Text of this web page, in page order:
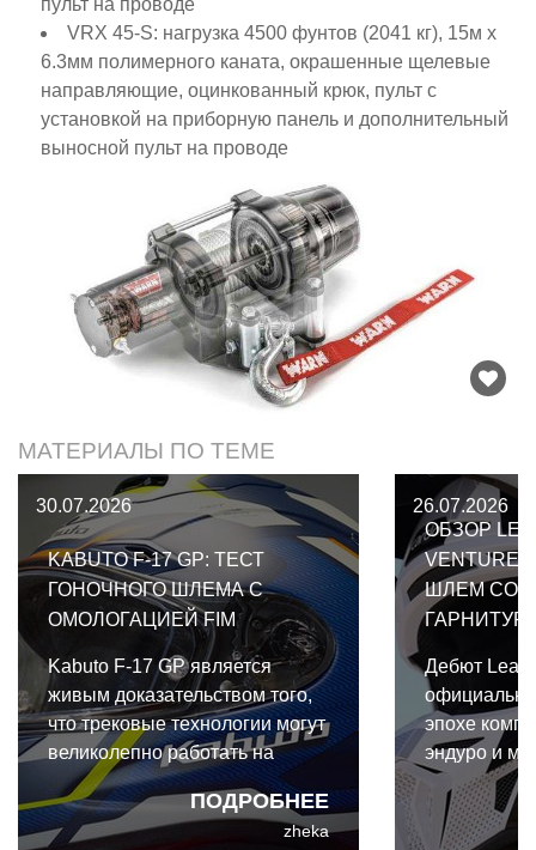
пульт на проводе
VRX 45-S: нагрузка 4500 фунтов (2041 кг), 15м x
6.3мм полимерного каната, окрашенные щелевые
направляющие, оцинкованный крюк, пульт с
установкой на приборную панель и дополнительный
выносной пульт на проводе
МАТЕРИАЛЫ ПО ТЕМЕ
30.07.2026
KABUTO F-17 GP: ТЕСТ
ГОНОЧНОГО ШЛЕМА С
ОМОЛОГАЦИЕЙ FIM
ПОДРОБНЕЕ
Kabuto F-17 GP является
живым доказательством того,
что трековые технологии могут
великолепно работать на
улице. И даже для такого
райдера выходного дня, как я,
преимущества Kabuto F-17 GP
zheka
26.07.2026
ОБЗОР
VENTURE
ШЛЕМ СО
Дебют Leatt
эпохе
эндуро и
Cardo и